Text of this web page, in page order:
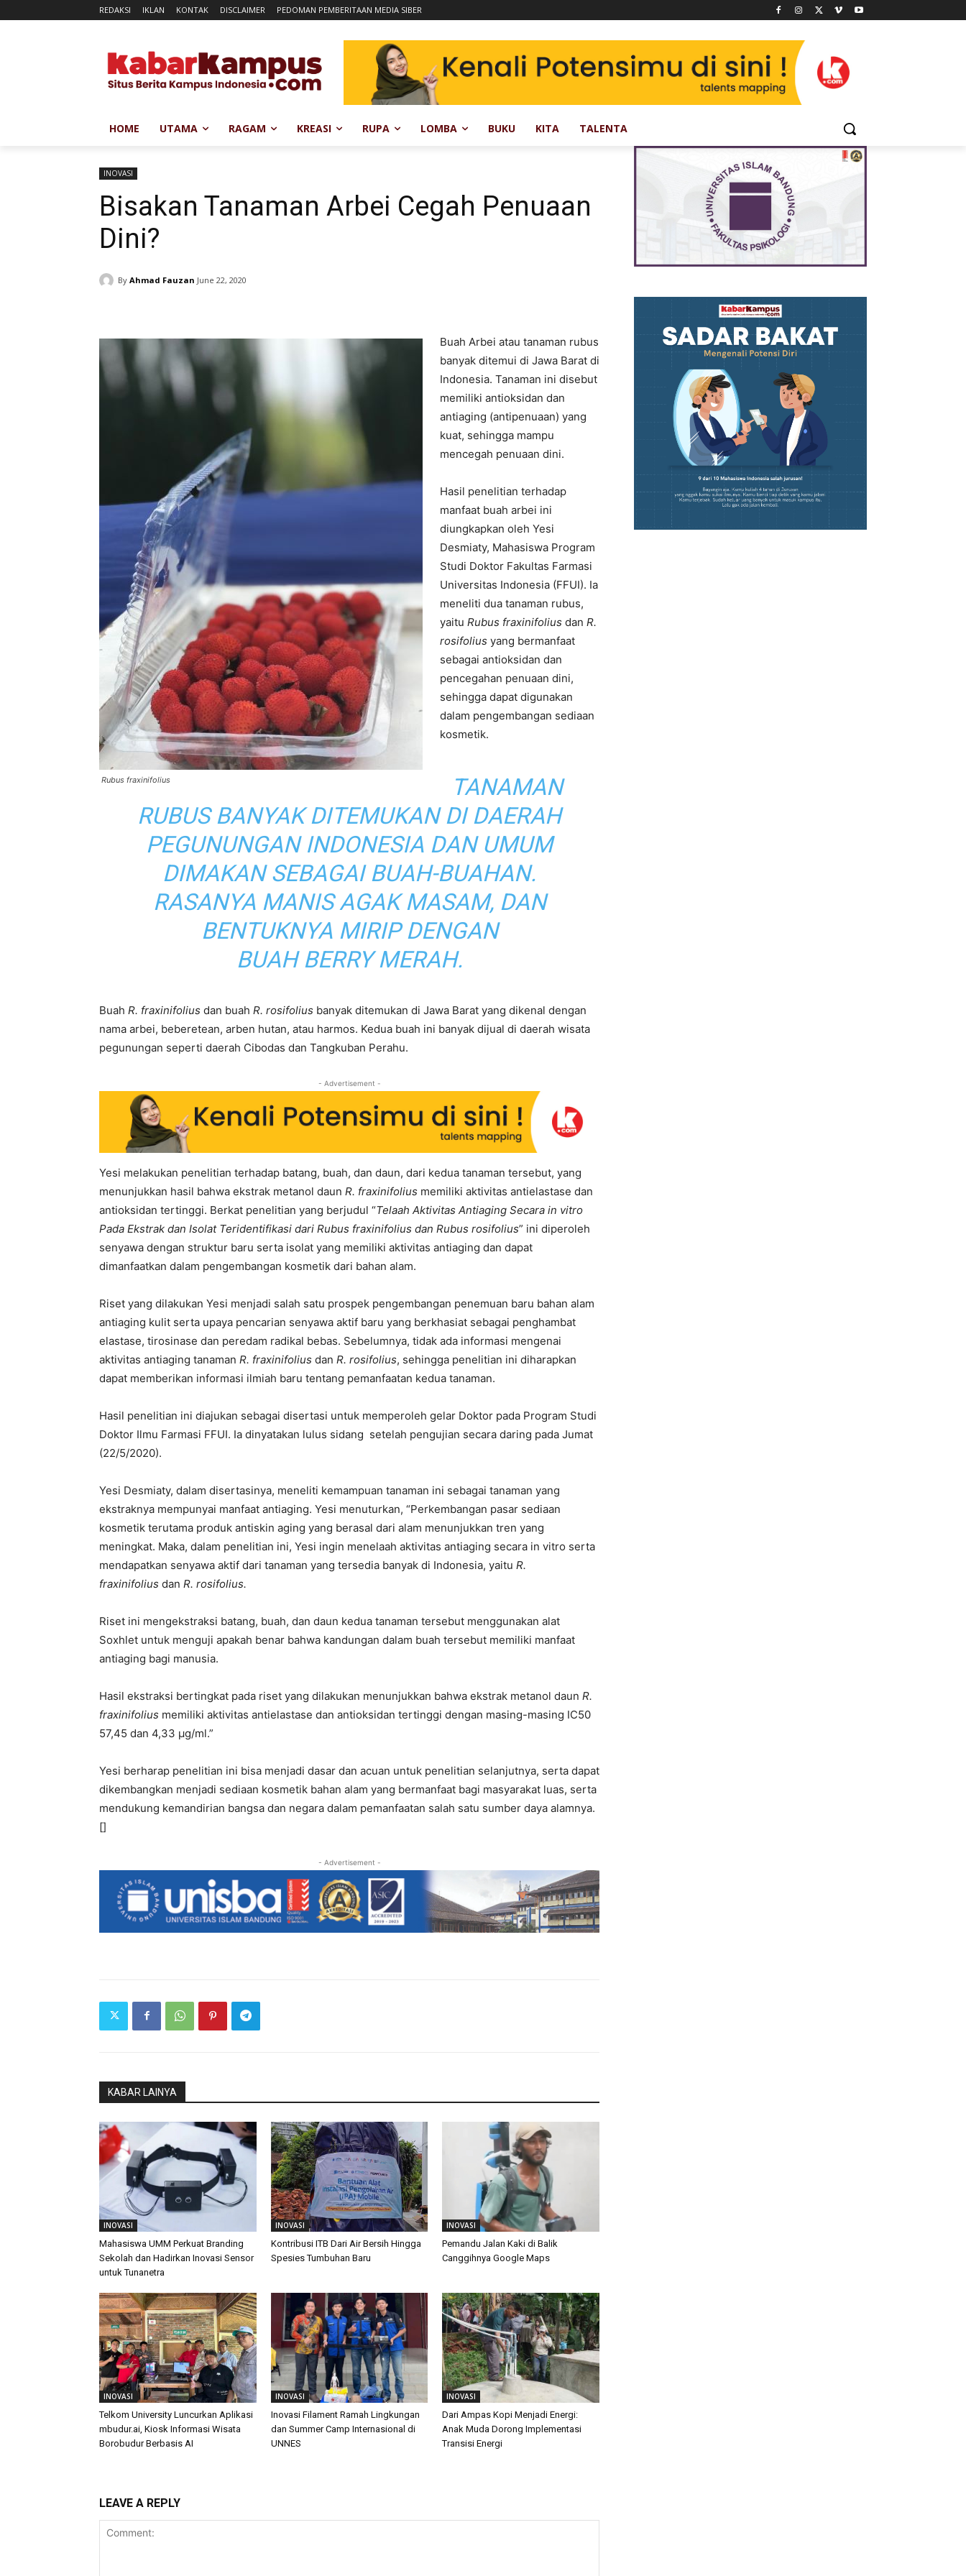
REDAKSI IKLAN KONTAK DISCLAIMER PEDOMAN PEMBERITAAN MEDIA SIBER
HOME UTAMA RAGAM KREASI RUPA LOMBA BUKU KITA TALENTA
INOVASI
Bisakan Tanaman Arbei Cegah Penuaan
Dini?
By Ahmad Fauzan June 22, 2020
Rubus fraxinifolius
Buah Arbei atau tanaman rubus
banyak ditemui di Jawa Barat di
Indonesia. Tanaman ini disebut
memiliki antioksidan dan
antiaging (antipenuaan) yang
kuat, sehingga mampu
mencegah penuaan dini.
Hasil penelitian terhadap
manfaat buah arbei ini
diungkapkan oleh Yesi
Desmiaty, Mahasiswa Program
Studi Doktor Fakultas Farmasi
Universitas Indonesia (FFUI). Ia
meneliti dua tanaman rubus,
yaitu Rubus fraxinifolius dan R.
rosifolius yang bermanfaat
sebagai antioksidan dan
pencegahan penuaan dini,
sehingga dapat digunakan
dalam pengembangan sediaan
kosmetik.
TANAMAN
RUBUS BANYAK DITEMUKAN DI DAERAH
PEGUNUNGAN INDONESIA DAN UMUM
DIMAKAN SEBAGAI BUAH-BUAHAN.
RASANYA MANIS AGAK MASAM, DAN
BENTUKNYA MIRIP DENGAN
BUAHBERRYMERAH.
Buah R. fraxinifolius dan buah R. rosifolius banyak ditemukan di Jawa Barat yang dikenal dengan
nama arbei, beberetean, arben hutan, atau harmos. Kedua buah ini banyak dijual di daerah wisata
pegunungan seperti daerah Cibodas dan Tangkuban Perahu.
- Advertisement -
Yesi melakukan penelitian terhadap batang, buah, dan daun, dari kedua tanaman tersebut, yang
menunjukkan hasil bahwa ekstrak metanol daun R. fraxinifolius memiliki aktivitas antielastase dan
antioksidan tertinggi. Berkat penelitian yang berjudul “Telaah Aktivitas Antiaging Secara in vitro
Pada Ekstrak dan Isolat Teridentifikasi dari Rubus fraxinifolius dan Rubus rosifolius” ini diperoleh
senyawa dengan struktur baru serta isolat yang memiliki aktivitas antiaging dan dapat
dimanfaatkan dalam pengembangan kosmetik dari bahan alam.
Riset yang dilakukan Yesi menjadi salah satu prospek pengembangan penemuan baru bahan alam
antiaging kulit serta upaya pencarian senyawa aktif baru yang berkhasiat sebagai penghambat
elastase, tirosinase dan peredam radikal bebas. Sebelumnya, tidak ada informasi mengenai
aktivitas antiaging tanaman R. fraxinifolius dan R. rosifolius, sehingga penelitian ini diharapkan
dapat memberikan informasi ilmiah baru tentang pemanfaatan kedua tanaman.
Hasil penelitian ini diajukan sebagai disertasi untuk memperoleh gelar Doktor pada Program Studi
Doktor Ilmu Farmasi FFUI. Ia dinyatakan lulus sidang setelah pengujian secara daring pada Jumat
(22/5/2020).
Yesi Desmiaty, dalam disertasinya, meneliti kemampuan tanaman ini sebagai tanaman yang
ekstraknya mempunyai manfaat antiaging. Yesi menuturkan, “Perkembangan pasar sediaan
kosmetik terutama produk antiskin aging yang berasal dari alam menunjukkan tren yang
meningkat. Maka, dalam penelitian ini, Yesi ingin menelaah aktivitas antiaging secara in vitro serta
mendapatkan senyawa aktif dari tanaman yang tersedia banyak di Indonesia, yaitu R.
fraxinifolius dan R. rosifolius.
Riset ini mengekstraksi batang, buah, dan daun kedua tanaman tersebut menggunakan alat
Soxhlet untuk menguji apakah benar bahwa kandungan dalam buah tersebut memiliki manfaat
antiaging bagi manusia.
Hasil ekstraksi bertingkat pada riset yang dilakukan menunjukkan bahwa ekstrak metanol daun R.
fraxinifolius memiliki aktivitas antielastase dan antioksidan tertinggi dengan masing-masing IC50
57,45 dan 4,33 µg/ml.”
Yesi berharap penelitian ini bisa menjadi dasar dan acuan untuk penelitian selanjutnya, serta dapat
dikembangkan menjadi sediaan kosmetik bahan alam yang bermanfaat bagi masyarakat luas, serta
mendukung kemandirian bangsa dan negara dalam pemanfaatan salah satu sumber daya alamnya.
[]
- Advertisement -
KABAR LAINYA
INOVASI
Mahasiswa UMM Perkuat Branding
Sekolah dan Hadirkan Inovasi Sensor
untuk Tunanetra
INOVASI
Kontribusi ITB Dari Air Bersih Hingga
Spesies Tumbuhan Baru
INOVASI
Pemandu Jalan Kaki di Balik
Canggihnya Google Maps
INOVASI
Telkom University Luncurkan Aplikasi
mbudur.ai, Kiosk Informasi Wisata
Borobudur Berbasis AI
INOVASI
Inovasi Filament Ramah Lingkungan
dan Summer Camp Internasional di
UNNES
INOVASI
Dari Ampas Kopi Menjadi Energi:
Anak Muda Dorong Implementasi
Transisi Energi
LEAVE A REPLY